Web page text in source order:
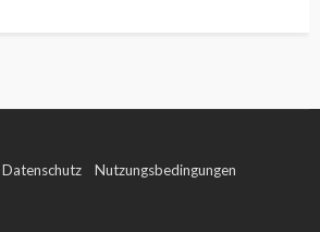
Datenschutz Nutzungsbedingungen